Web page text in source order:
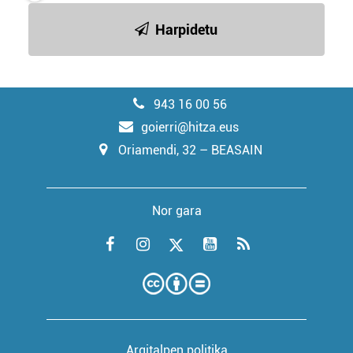
Harpidetu
943 16 00 56
goierri@hitza.eus
Oriamendi, 32 – BEASAIN
Nor gara
Argitalpen politika